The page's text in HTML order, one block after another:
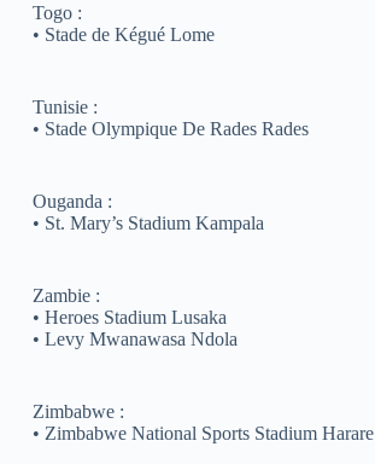
Togo :
• Stade de Kégué Lome
Tunisie :
• Stade Olympique De Rades Rades
Ouganda :
• St. Mary’s Stadium Kampala
Zambie :
• Heroes Stadium Lusaka
• Levy Mwanawasa Ndola
Zimbabwe :
• Zimbabwe National Sports Stadium Harare